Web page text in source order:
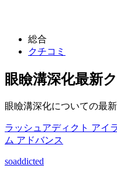
総合
クチコミ
眼瞼溝深化最新
眼瞼溝深化についての最
ラッシュアディクト アイ
ム アドバンス
soaddicted